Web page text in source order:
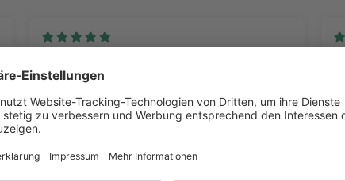
J'ai quelques superbes idées en pastel pour la